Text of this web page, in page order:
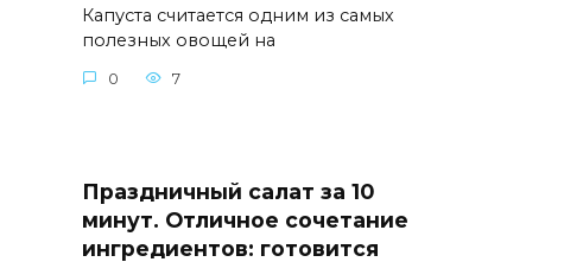
Капуста считается одним из самых
полезных овощей на
0 7
Праздничный салат за 10
минут. Отличное сочетание
ингредиентов: готовится